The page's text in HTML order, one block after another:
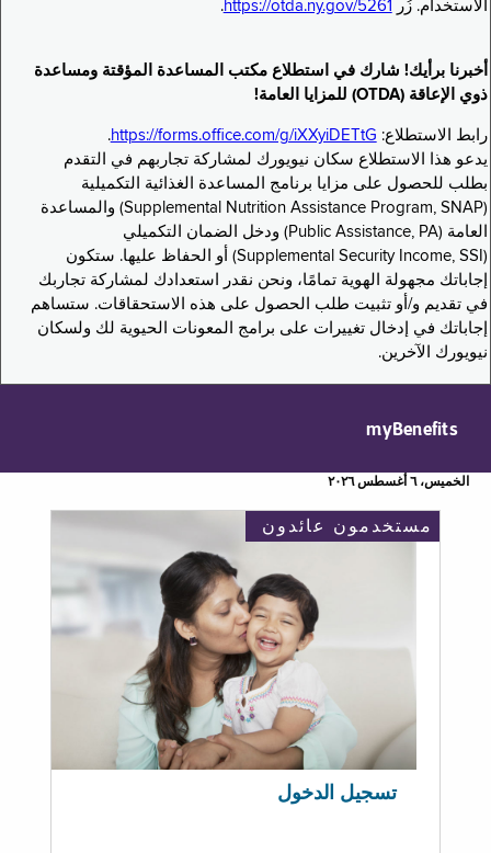
الاستخدام. زُر
https://otda.ny.gov/5261
.
أخبرنا برأيك! شارك في استطلاع مكتب المساعدة المؤقتة ومساعدة
ذوي الإعاقة (OTDA) للمزايا العامة!
رابط الاستطلاع: https://forms.office.com/g/iXXyiDETtG
.
يدعو هذا الاستطلاع سكان نيويورك لمشاركة تجاربهم في التقدم
بطلب للحصول على مزايا برنامج المساعدة الغذائية التكميلية
(Supplemental Nutrition Assistance Program, SNAP) والمساعدة
العامة (Public Assistance, PA) ودخل الضمان التكميلي
(Supplemental Security Income, SSI) أو الحفاظ عليها. ستكون
إجاباتك مجهولة الهوية تمامًا، ونحن نقدر استعدادك لمشاركة تجاربك
في تقديم و/أو تثبيت طلب الحصول على هذه الاستحقاقات. ستساهم
إجاباتك في إدخال تغييرات على برامج المعونات الحيوية لك ولسكان
نيويورك الآخرين.
myBenefits
الخميس، ٦ أغسطس ٢٠٢٦
مستخدمون عائدون
تسجيل الدخول